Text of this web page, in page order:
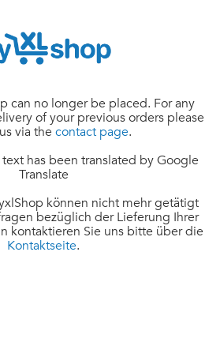
can no longer be placed. For any
of your previous orders please
via the contact page.
has been translated by Google
Translate
können nicht mehr getätigt
bezüglich der Lieferung Ihrer
kontaktieren Sie uns bitte über die
Kontaktseite.